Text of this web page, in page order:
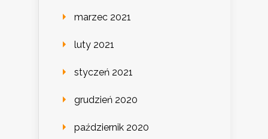
marzec 2021
luty 2021
styczeń 2021
grudzień 2020
październik 2020